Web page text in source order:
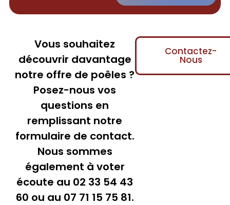
Contactez-
Nous
Vous souhaitez
découvrir davantage
notre offre de poêles ?
Posez-nous vos
questions en
remplissant notre
formulaire de contact.
Nous sommes
également à voter
écoute au 02 33 54 43
60 ou au 07 71 15 75 81.